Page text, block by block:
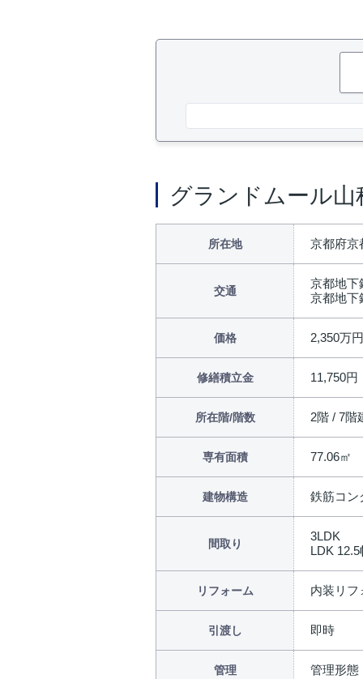
グランドムール山
所在地 京都府京
交通
京都地下
京都地下
価格 2,350万円
修繕積立金 11,750円
所在階/階数 2階 / 7階
専有面積 77.06㎡
建物構造 鉄筋コン
間取り
3LDK
LDK
リフォーム 内装リフ
引渡し 即時
管理 管理形態